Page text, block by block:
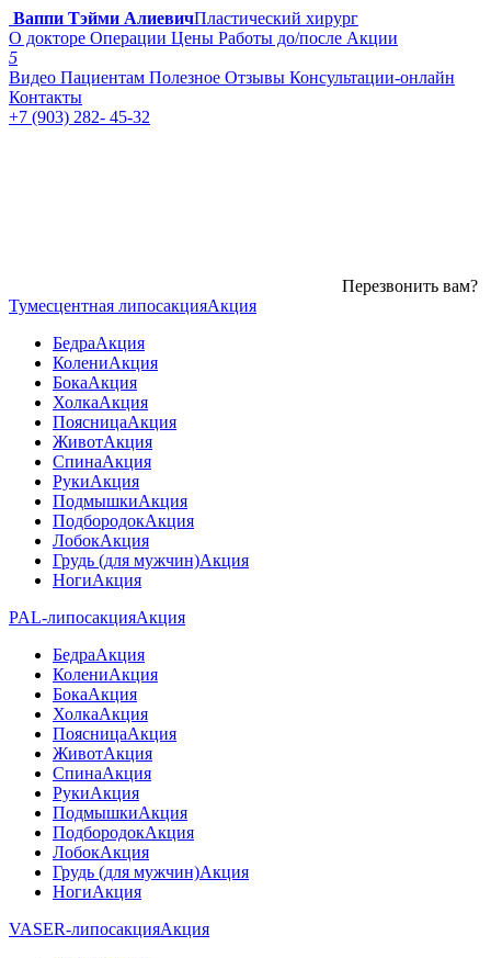
Ваппи Тэйми АлиевичПластический хирург
О докторе Операции Цены Работы до/после Акции
5
Видео Пациентам Полезное Отзывы Консультации-онлайн
Контакты
+7 (903) 282- 45-32
Перезвонить вам?
Тумесцентная липосакцияАкция
БедраАкция
КолениАкция
БокаАкция
ХолкаАкция
ПоясницаАкция
ЖивотАкция
СпинаАкция
РукиАкция
ПодмышкиАкция
ПодбородокАкция
ЛобокАкция
Грудь (для мужчин)Акция
НогиАкция
PAL-липосакцияАкция
БедраАкция
КолениАкция
БокаАкция
ХолкаАкция
ПоясницаАкция
ЖивотАкция
СпинаАкция
РукиАкция
ПодмышкиАкция
ПодбородокАкция
ЛобокАкция
Грудь (для мужчин)Акция
НогиАкция
VASER-липосакцияАкция